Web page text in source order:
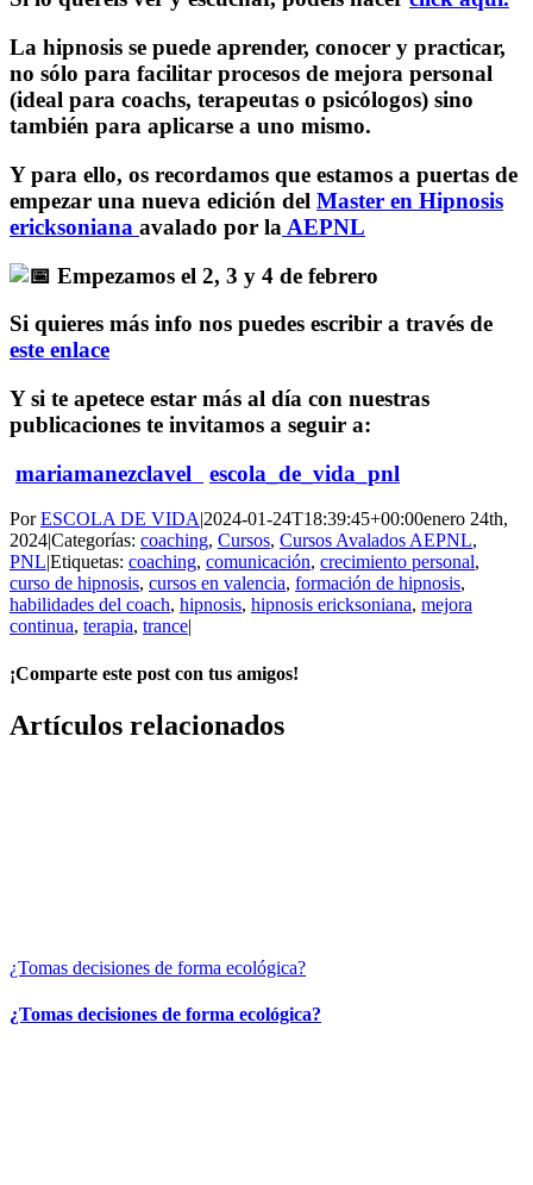
La hipnosis se puede aprender, conocer y practicar,
no sólo para facilitar procesos de mejora personal
(ideal para coachs, terapeutas o psicólogos) sino
también para aplicarse a uno mismo.
Y para ello, os recordamos que estamos a puertas de
empezar una nueva edición del Master en Hipnosis
ericksoniana avalado por la AEPNL
Empezamos el 2, 3 y 4 de febrero
Si quieres más info nos puedes escribir a través de
este enlace
Y si te apetece estar más al día con nuestras
publicaciones te invitamos a seguir a:
mariamanezclavel
escola_de_vida_pnl
PorESCOLA DE VIDA|2024-01-24T18:39:45+00:00enero 24th,
2024|Categorías: coaching, Cursos, Cursos Avalados AEPNL,
PNL|Etiquetas: coaching, comunicación, crecimiento personal,
curso de hipnosis, cursos en valencia, formación de hipnosis,
habilidades del coach, hipnosis, hipnosis ericksoniana, mejora
continua, terapia, trance|
¡Comparte este post con tus amigos!
Facebook
X
WhatsApp
Correo
electrónico
Artículos relacionados
¿Tomas decisiones de forma ecológica?
¿Tomas decisiones de forma ecológica?